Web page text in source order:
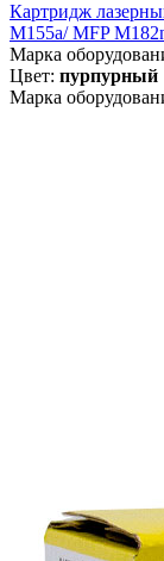
Картридж
M155a/ MFP
Марка
Цвет: пурпурный
Марка